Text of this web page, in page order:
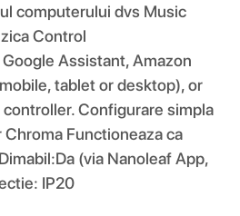
computerului dvs Music
Control
Assistant, Amazon
tablet or desktop), or
Configurare simpla
Functioneaza ca
(via Nanoleaf App,
IP20